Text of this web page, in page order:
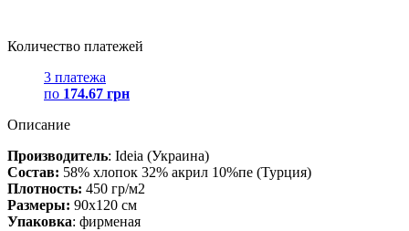
Количество платежей
3 платежа
по 174.67 грн
Описание
Производитель: Ideia (Украина)
Состав: 58% хлопок 32% акрил 10%пе (Турция)
Плотность: 450 гр/м2
Размеры: 90х120 см
Упаковка: фирменая